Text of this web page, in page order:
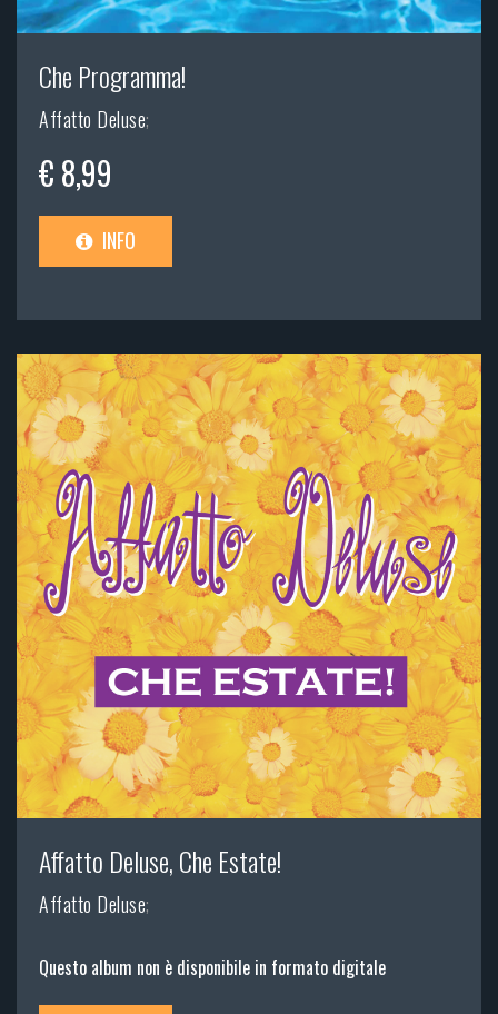
Che Programma!
Affatto Deluse;
€ 8,99
INFO
Affatto Deluse, Che Estate!
Affatto Deluse;
Questo album non è disponibile in formato digitale